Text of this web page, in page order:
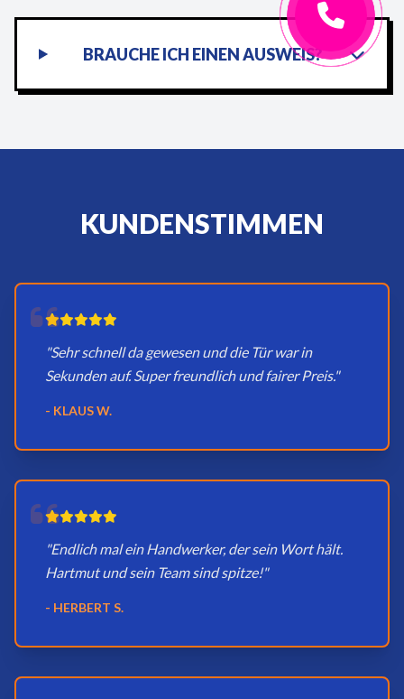
BRAUCHE ICH EINEN AUSWEIS?
KUNDENSTIMMEN
"Sehr schnell da gewesen und die Tür war in
Sekunden auf. Super freundlich und fairer Preis."
- KLAUS W.
"Endlich mal ein Handwerker, der sein Wort hält.
Hartmut und sein Team sind spitze!"
- HERBERT S.